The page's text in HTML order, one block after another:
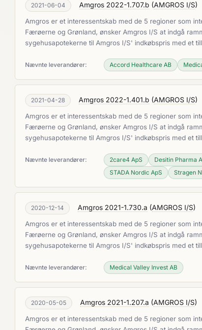
2021-06-04 Amgros 2022-1.707.b (AMGROS I/S)
Amgros er et interessentskab med de 5 regioner som
Færøerne og Grønland, ønsker Amgros I/S at indgå
sygehusapotekerne til Amgros I/S' indkøbspris med et
Nævnte leverandører: Accord Healthcare AB
2021-04-28 Amgros 2022-1.401.b (AMGROS I/S)
Amgros er et interessentskab med de 5 regioner som
Færøerne og Grønland, ønsker Amgros I/S at indgå
sygehusapotekerne til Amgros I/S' indkøbspris med et
Nævnte leverandører: 2care4 ApS Desitin Pharma
STADA Nordic ApS
Stragen
2020-12-14 Amgros 2021-1.730.a (AMGROS I/S)
Amgros er et interessentskab med de 5 regioner som
Færøerne og Grønland, ønsker Amgros I/S at indgå
sygehusapotekerne til Amgros I/S' indkøbspris med et
Nævnte leverandører: Medical Valley Invest AB
2020-05-05 Amgros 2021-1.207.a (AMGROS I/S)
Amgros er et interessentskab med de 5 regioner som